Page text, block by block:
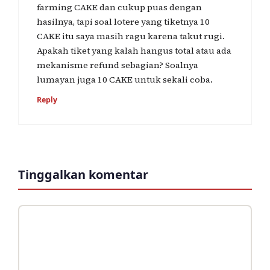
farming CAKE dan cukup puas dengan
hasilnya, tapi soal lotere yang tiketnya 10
CAKE itu saya masih ragu karena takut rugi.
Apakah tiket yang kalah hangus total atau ada
mekanisme refund sebagian? Soalnya
lumayan juga 10 CAKE untuk sekali coba.
Reply
Tinggalkan komentar
Komentar
Nama
Surel
Situs